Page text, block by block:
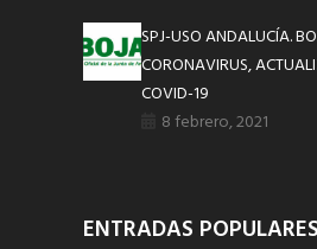
SPJ-USO ANDALUCÍA.
CORONAVIRUS,
COVID-19
8 febrero, 2021
ENTRADAS POPULARES